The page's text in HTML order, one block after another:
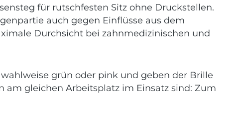
für rutschfesten Sitz ohne Druckstellen.
auch gegen Einflüsse aus dem
Durchsicht bei zahnmedizinischen und
grün oder pink und geben der Brille
gleichen Arbeitsplatz im Einsatz sind: Zum